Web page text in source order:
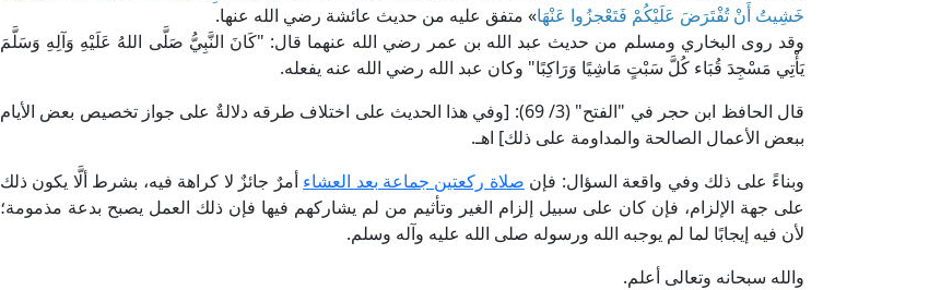
خَشِيتُ أَنْ تُفْتَرَضَ عَلَيْكُمْ فَتَعْجزُوا عَنْهَا» متفق عليه من حديث عائشة رضي الله عنها.
وقد روى البخاري ومسلم من حديث عبد الله بن عمر رضي الله عنهما قال: "كَانَ النَّبِيُّ صَلَّى اللهُ عَلَيْهِ وَآلِهِ وَسَلَّمَ
يَأْتِي مَسْجِدَ قُبَاء كُلَّ سَبْتٍ مَاشِيًا وَرَاكِبًا" وكان عبد الله رضي الله عنه يفعله.
قال الحافظ ابن حجر في "الفتح" (3/ 69): [وفي هذا الحديث على اختلاف طرقه دلالةٌ على جواز تخصيص بعض الأيام
ببعض الأعمال الصالحة والمداومة على ذلك] اهـ.
وبناءً على ذلك وفي واقعة السؤال: فإن صلاة ركعتين جماعة بعد العشاء أمرٌ جائزٌ لا كراهة فيه، بشرط ألَّا يكون ذلك
على جهة الإلزام، فإن كان على سبيل إلزام الغير وتأثيم من لم يشاركهم فيها فإن ذلك العمل يصبح بدعة مذمومة؛
لأن فيه إيجابًا لما لم يوجبه الله ورسوله صلى الله عليه وآله وسلم.
والله سبحانه وتعالى أعلم.